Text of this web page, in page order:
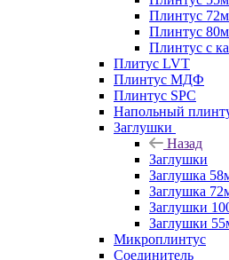
Плинтус
Плинтус
Плинтус с
Плитус LVT
Плинтус МДФ
Плинтус SPC
Напольный
Заглушки
Назад
Заглушки
Заглушка
Заглушка
Заглушки
Заглушки
Микроплинтус
Соединитель